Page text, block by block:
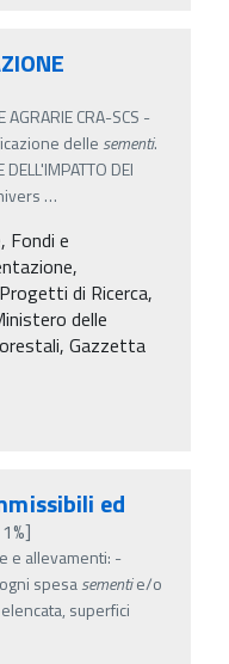
AGRARIE CRA-SCS -
delle sementi.
DEI
…
Fondi e
di Ricerca,
delle
Gazzetta
ed
e allevamenti: -
spesasementie/o
superfici